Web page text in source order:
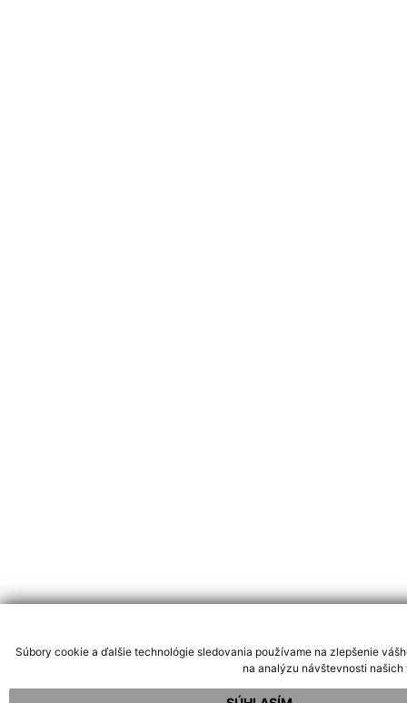
Súbory cookie a ďalšie technológie sledovania používame na zlepšenie
na analýzu návštevnosti